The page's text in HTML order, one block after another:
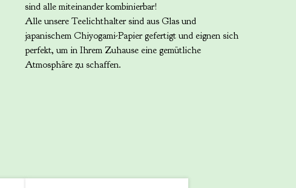
sind alle miteinander kombinierbar!
Alle unsere Teelichthalter sind aus Glas und
japanischem Chiyogami-Papier gefertigt und eignen sich
perfekt, um in Ihrem Zuhause eine gemütliche
Atmosphäre zu schaffen.